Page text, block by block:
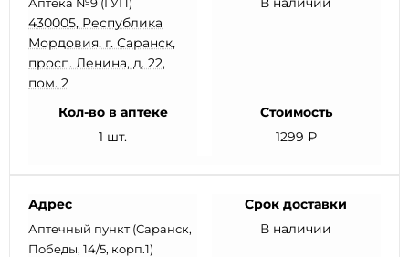
430005, Республика
Мордовия, г. Саранск,
просп. Ленина, д. 22,
пом. 2
Кол-во в аптеке
1 шт.
Стоимость
1299 ₽
Адрес
Аптечный пункт (Саранск,
Победы, 14/5, корп.1)
Срок доставки
В наличии